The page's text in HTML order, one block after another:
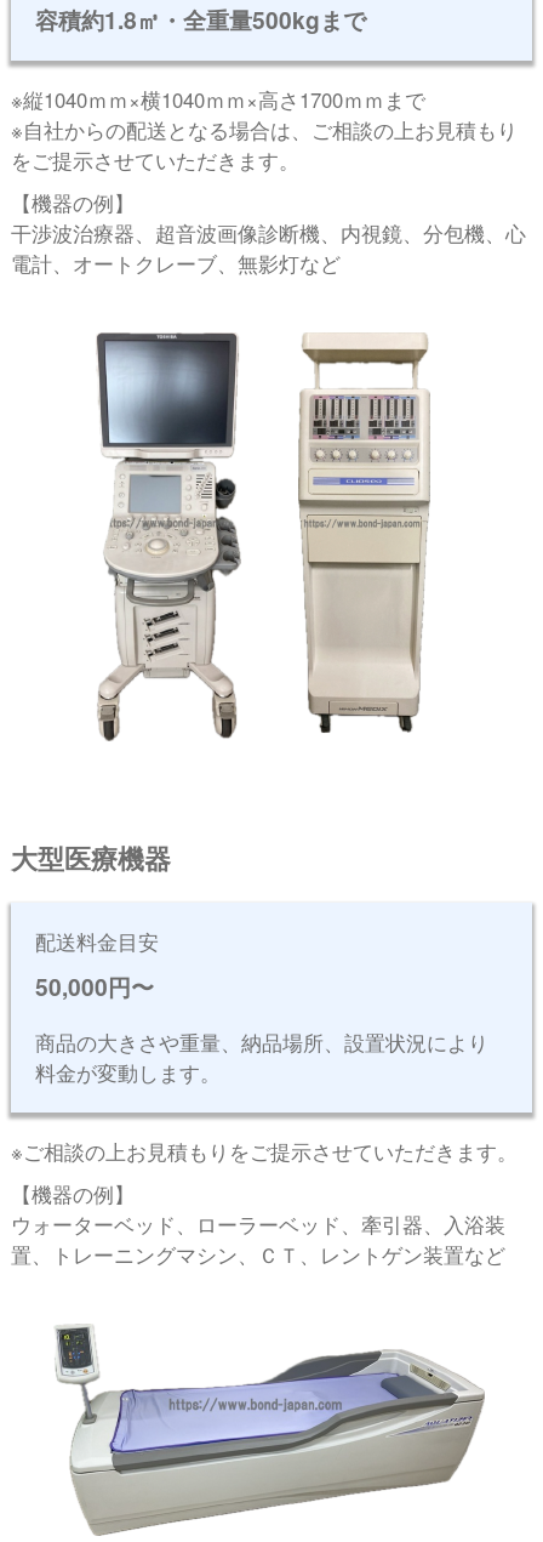
容積約1.8㎥・全重量500kgまで
※縦1040ｍｍ×横1040ｍｍ×⾼さ1700ｍｍまで
※⾃社からの配送となる場合は、ご相談の上お⾒積もり
をご提⽰させていただきます。
【機器の例】
⼲渉波治療器、超⾳波画像診断機、内視鏡、分包機、⼼
電計、オートクレーブ、無影灯など
⼤型医療機器
配送料⾦⽬安
50,000円〜
商品の⼤きさや重量、納品場所、設置状況により
料⾦が変動します。
※ご相談の上お⾒積もりをご提⽰させていただきます。
【機器の例】
ウォーターベッド、ローラーベッド、牽引器、⼊浴装
置、トレーニングマシン、ＣＴ、レントゲン装置など